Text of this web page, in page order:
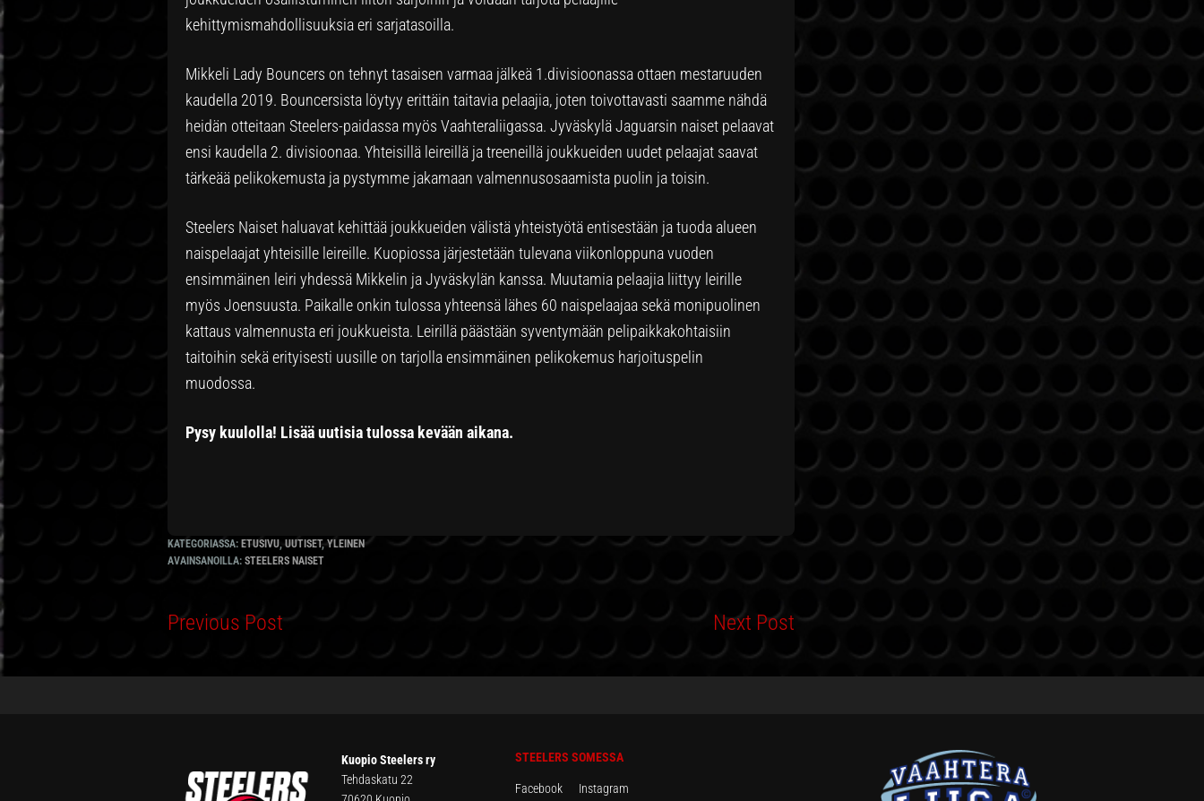
kehittymismahdollisuuksia eri sarjatasoilla.
Mikkeli Lady Bouncers on tehnyt tasaisen varmaa jälkeä 1.divisioonassa ottaen mestaruuden
kaudella 2019. Bouncersista löytyy erittäin taitavia pelaajia, joten toivottavasti saamme nähdä
heidän otteitaan Steelers-paidassa myös Vaahteraliigassa. Jyväskylä Jaguarsin naiset pelaavat
ensi kaudella 2. divisioonaa. Yhteisillä leireillä ja treeneillä joukkueiden uudet pelaajat saavat
tärkeää pelikokemusta ja pystymme jakamaan valmennusosaamista puolin ja toisin.
Steelers Naiset haluavat kehittää joukkueiden välistä yhteistyötä entisestään ja tuoda alueen
naispelaajat yhteisille leireille. Kuopiossa järjestetään tulevana viikonloppuna vuoden
ensimmäinen leiri yhdessä Mikkelin ja Jyväskylän kanssa. Muutamia pelaajia liittyy leirille
myös Joensuusta. Paikalle onkin tulossa yhteensä lähes 60 naispelaajaa sekä monipuolinen
kattaus valmennusta eri joukkueista. Leirillä päästään syventymään pelipaikkakohtaisiin
taitoihin sekä erityisesti uusille on tarjolla ensimmäinen pelikokemus harjoituspelin
muodossa.
Pysy kuulolla! Lisää uutisia tulossa kevään aikana.
KATEGORIASSA: ETUSIVU, UUTISET,YLEINEN
AVAINSANOILLA: STEELERS NAISET
Previous Post Next Post
Kuopio Steelers ry
Tehdaskatu 22
STEELERS SOMESSA
Facebook Instagram